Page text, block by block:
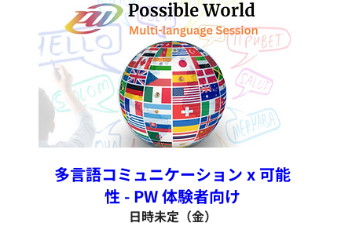
多言語コミュニケーション x 可能
性 - PW 体験者向け
日時未定（金）